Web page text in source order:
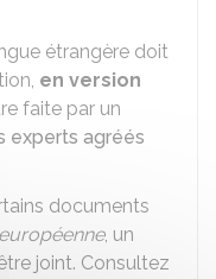
étrangère doit
en version
faite par un
experts agréés
documents
, un
joint. Consultez